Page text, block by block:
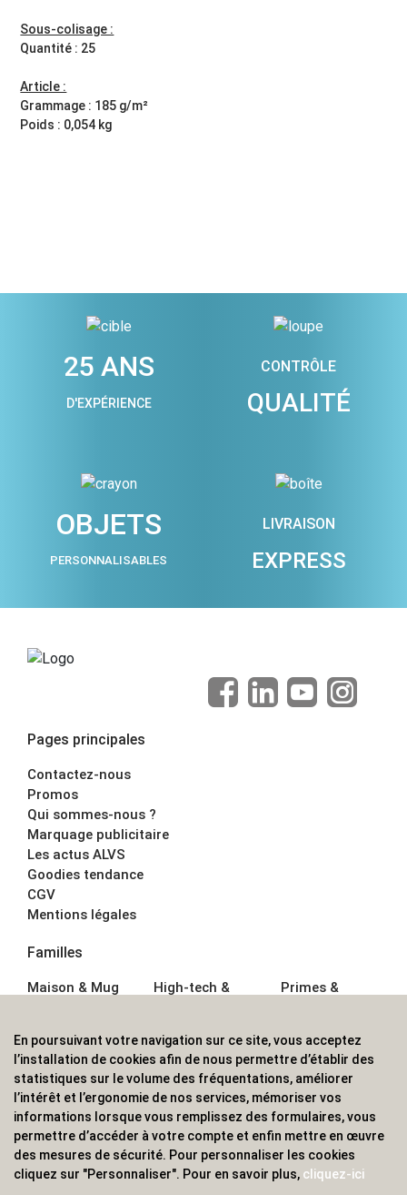
Sous-colisage :
Quantité : 25
Article :
Grammage : 185 g/m²
Poids : 0,054 kg
25 ANS
D'EXPÉRIENCE
CONTRÔLE
QUALITÉ
OBJETS
PERSONNALISABLES
LIVRAISON
EXPRESS
Pages principales
Contactez-nous
Promos
Qui sommes-nous ?
Marquage publicitaire
Les actus ALVS
Goodies tendance
CGV
Mentions légales
Familles
Maison & Mug
Écriture
Bagagerie sacs
High-tech &
Sport &
Outdoor
Enfant
Primes &
Boisson
Textile &
Casquette
Accessoires de
bureau
ALVS, fournisseur d'objets publicitaires, pour les
professionnels. Une implantation nationale, une
En poursuivant votre navigation sur ce site, vous acceptez
l’installation de cookies afin de nous permettre d’établir des
statistiques sur le volume des fréquentations, améliorer
l’intérêt et l’ergonomie de nos services, mémoriser vos
informations lorsque vous remplissez des formulaires, vous
permettre d’accéder à votre compte et enfin mettre en œuvre
des mesures de sécurité. Pour personnaliser les cookies
cliquez sur "Personnaliser". Pour en savoir plus, cliquez-ici